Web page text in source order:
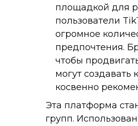
площадкой для
пользователи
огромное
предпочтения.
чтобы
могут
косвенно
Эта платформа
групп.